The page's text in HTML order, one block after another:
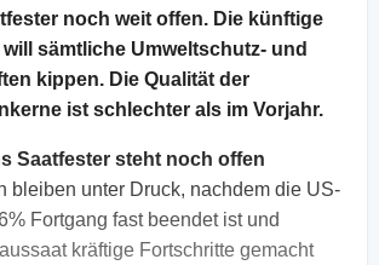
noch weit offen. Die künftige
sämtliche Umweltschutz- und
kippen. Die Qualität der
ist schlechter als im Vorjahr.
Saatfester steht noch offen
bleiben unter Druck, nachdem die US-
Fortgang fast beendet ist und
kräftige Fortschritte gemacht